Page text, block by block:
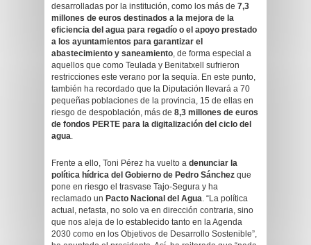
desarrolladas por la institución, como los más de 7,3
millones de euros destinados a la mejora de la
eficiencia del agua para regadío o el apoyo prestado
a los ayuntamientos para garantizar el
abastecimiento y saneamiento, de forma especial a
aquellos que como Teulada y Benitatxell sufrieron
restricciones este verano por la sequía. En este punto,
también ha recordado que la Diputación llevará a 70
pequeñas poblaciones de la provincia, 15 de ellas en
riesgo de despoblación, más de 8,3 millones de euros
de fondos PERTE para la digitalización del ciclo del
agua.
Frente a ello, Toni Pérez ha vuelto a denunciar la
política hídrica del Gobierno de Pedro Sánchez que
pone en riesgo el trasvase Tajo-Segura y ha
reclamado un Pacto Nacional del Agua. “La política
actual, nefasta, no solo va en dirección contraria, sino
que nos aleja de lo establecido tanto en la Agenda
2030 como en los Objetivos de Desarrollo Sostenible”,